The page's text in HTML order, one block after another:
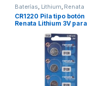
Baterías, Lithium, Renata
CR1220 Pila tipo botón
Renata Lithium 3V para
llave, monitores de glucosa,
monitores de frecuencia
cardiaca, etc